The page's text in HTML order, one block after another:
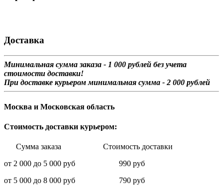
Доставка
Минимальная сумма заказа - 1 000 рублей без учета
стоимости доставки!
При доставке курьером минимальная сумма - 2 000 рублей
Москва и Московская область
Стоимость доставки курьером:
Сумма заказа Стоимость доставки
от 2 000 до 5 000 руб 990 руб
от 5 000 до 8 000 руб 790 руб